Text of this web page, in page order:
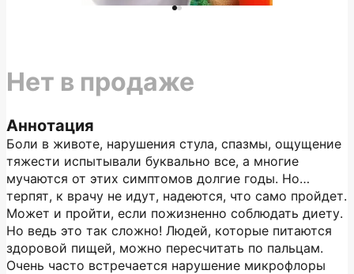
Аннотация
Боли в животе, нарушения стула, спазмы, ощущение
тяжести испытывали буквально все, а многие
мучаются от этих симптомов долгие годы. Но…
терпят, к врачу не идут, надеются, что само пройдет.
Может и пройти, если пожизненно соблюдать диету.
Но ведь это так сложно! Людей, которые питаются
здоровой пищей, можно пересчитать по пальцам.
Очень часто встречается нарушение микрофлоры
Нет в продаже